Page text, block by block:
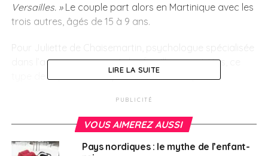
Versailles. » Le couple part alors en Martinique avec les
trois autres, âgés de 15 à 9 ans.
dans l’accompagnement des familles expatriées, ce
type de séparation ne peut fonctionner que si
comprendre les raisons profondes de ce choix et
vérifier que cela ne relève pas d’une fuite de l’enfant ou
que ça n’est pas pour les parents une façon de se
débarrasser d’un problème qui est plutôt le signe d une
LIRE LA SUITE
PUBLICITÉ
VOUS AIMEREZ AUSSI
Pays nordiques : le mythe de l’enfant-